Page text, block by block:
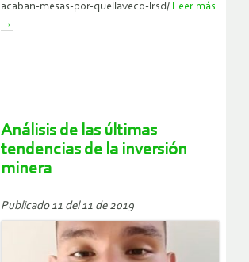
acaban-mesas-por-quellaveco-lrsd/ Leer más
→
Análisis de las últimas
tendencias de la inversión
minera
Publicado 11 del 11 de 2019